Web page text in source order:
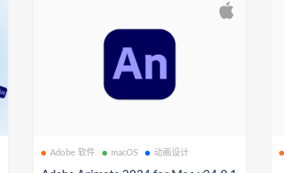
Adobe 软件 macOS 动画设计